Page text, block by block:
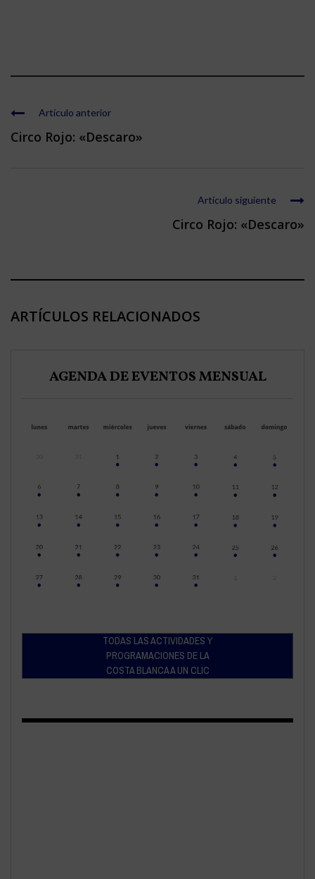
Artículo anterior
Circo Rojo: «Descaro»
Artículo siguiente
Circo Rojo: «Descaro»
ARTÍCULOS RELACIONADOS
AGENDA DE EVENTOS MENSUAL
TODAS LAS ACTIVIDADES Y
PROGRAMACIONES DE LA
COSTA BLANCA A UN CLIC